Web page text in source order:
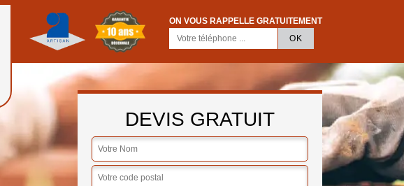
ON VOUS RAPPELLE GRATUITEMENT
DEVIS GRATUIT